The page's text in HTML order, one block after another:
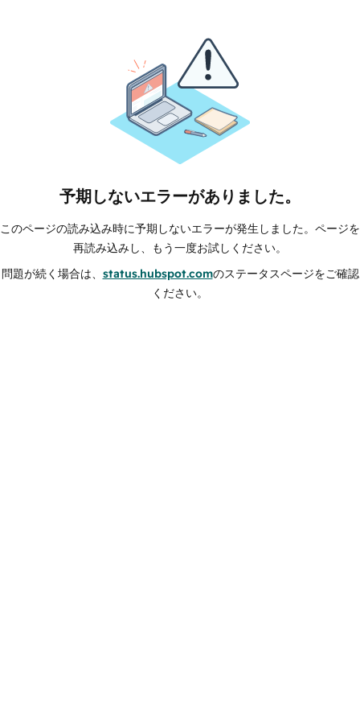
予期しないエラーがありました。
このページの読み込み時に予期しないエラーが発生しました。ページを
再読み込みし、もう一度お試しください。
問題が続く場合は、 status.hubspot.comのステータスページをご確認
ください。